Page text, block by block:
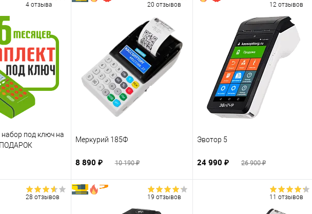
4 отзыва
под ключ на
ПОДАРОК
20 отзывов
Меркурий 185Ф
8 890 ₽ 10 190 ₽
12 отзывов
Эвотор 5
24 990 ₽ 26 900 ₽
28 отзывов 19 отзывов 11 отзывов